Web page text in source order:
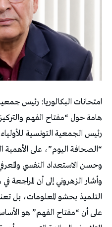
امتحانات البكالوريا: رئيس
هامة حول “مفتاح الفهم
رئيس الجمعية التونسية
“الصحافة اليوم”، على الأهمية
وحسن الاستعداد النفسي
وأشار الزهروني إلى أن المراجعة
التلميذ بحشو المعلومات، بل
على أن “مفتاح الفهم” هو